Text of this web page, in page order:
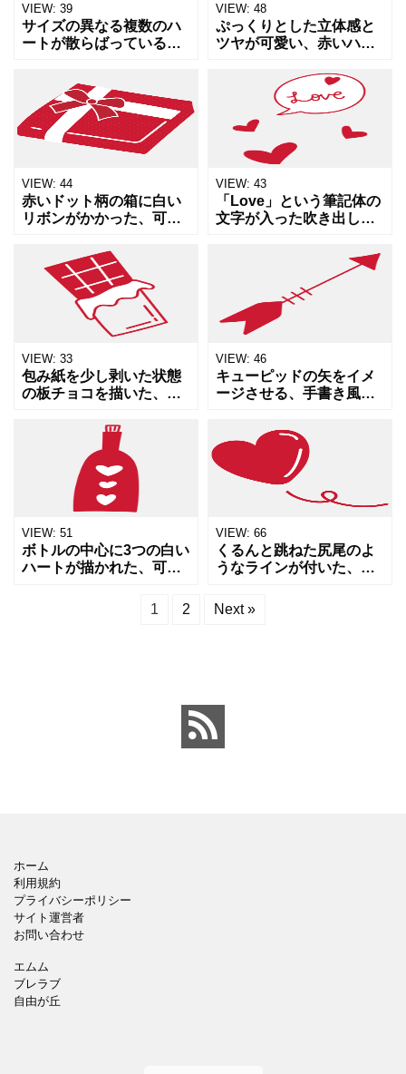
VIEW: 39
サイズの異なる複数のハ
ートが散らばっている、
ク、愛情、感謝といった
ポジティブな感情を演出
します。余白に配置する
だけで、
VIEW: 48
ぷっくりとした立体感と
ツヤが可愛い、赤いハー
バレンタインのチョコレ
ートやキャンディのよう
な質感があり、甘さや愛
情、ときめきを連想させ
ます。
VIEW: 44
赤いドット柄の箱に白い
リボンがかかった、可愛
イラスト素材です。クリ
スマスや誕生日、バレン
タインなどのイベント、
またはECサイトのセール
VIEW: 43
「Love」という筆記体の
文字が入った吹き出し
た小さなハートがセット
になった手描きイラスト
です。手書きならではの
柔らかいラインが特徴
で、バ
VIEW: 33
包み紙を少し剥いた状態
の板チョコを描いた、手
材です。お菓子、バレン
タイン、甘いギフトなど
を連想させるデザイン
で、ショップのポップや
ブログの
VIEW: 46
キューピッドの矢をイメ
ージさせる、手書き風の
です。右斜め上を指すデ
ザインは、ポジティブな
イメージや恋愛の進展、
目標達成などを表現する
VIEW: 51
ボトルの中心に3つの白い
ハートが描かれた、可愛
トルのイラストです。温
VIEW: 66
くるんと跳ねた尻尾のよ
うなラインが付いた、シ
ハートイラストです。温
1 2 Next »
ホーム
利用規約
プライバシーポリシー
サイト運営者
お問い合わせ
エムム
ブレラブ
自由が丘